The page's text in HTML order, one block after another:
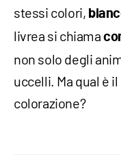
stessi colori,
livrea si chiama
non solo degli
uccelli. Ma qual è
colorazione?